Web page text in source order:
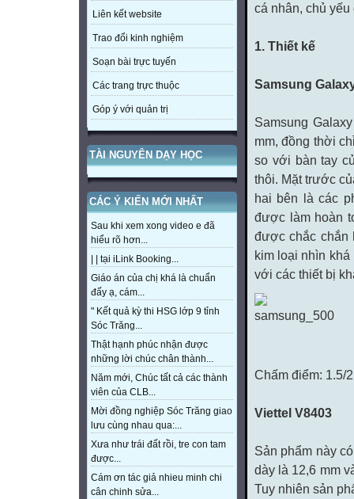
Liên kết website
Trao đổi kinh nghiệm
Soạn bài trực tuyến
Các trang trực thuộc
Góp ý với quản trị
TÀI NGUYÊN DẠY HỌC
CÁC Ý KIẾN MỚI NHẤT
Sau khi xem xong video e đã
hiểu rõ hơn...
| | tại iLink Booking...
Giáo án của chị khá là chuẩn
đấy ạ, cám...
" Kết quả kỳ thi HSG lớp 9 tỉnh
Sóc Trăng...
Thật hạnh phúc nhận được
những lời chúc chân thành...
Năm mới, Chúc tất cả các thành
viên của CLB...
Mời đồng nghiệp Sóc Trăng giao
lưu cùng nhau qua:...
Xưa như trái đất rồi, tre con tam
được...
Cám ơn tác giả nhieu minh chi
cân chinh sửa...
cá nhân, chủ
1. Thiết kế
Samsung
Samsung
mm, đồng thời
so với bàn tay
thôi. Mặt trước
hai bên là các
được làm hoàn
được chắc chắn
kim loại nhìn khá
với các thiết bị
Chấm điểm: 1.5/
Viettel V8403
Sản phẩm này
dày là 12,6 mm
Tuy nhiên sản